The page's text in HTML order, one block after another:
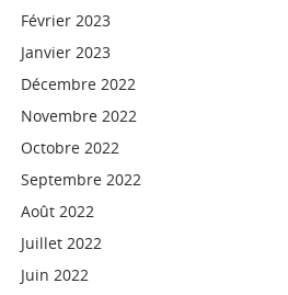
Février 2023
Janvier 2023
Décembre 2022
Novembre 2022
Octobre 2022
Septembre 2022
Août 2022
Juillet 2022
Juin 2022